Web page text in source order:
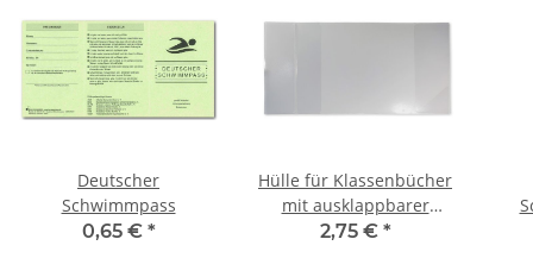
Deutscher
Schwimmpass
0,65 € *
Hülle für Klassenbücher
mit ausklappbarer
Namensleiste
2,75 € *